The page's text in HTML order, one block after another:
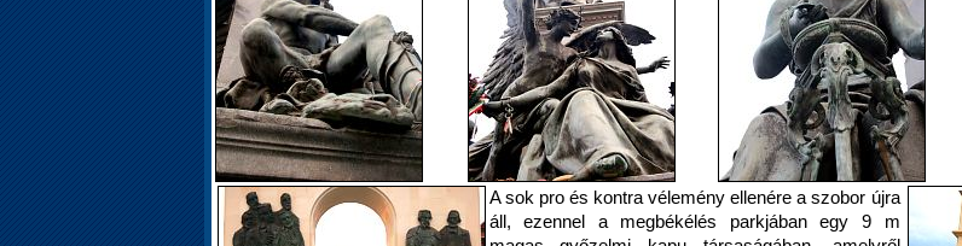
A sok pro és kontra vélemény ellenére a szobor újra
áll, ezennel a megbékélés parkjában egy 9 m